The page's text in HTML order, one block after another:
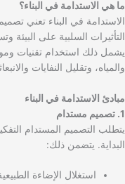
ما هي الاستدامة في البناء؟
الاستدامة في البناء تعني
التأثيرات السلبية على البيئة
يشمل ذلك استخدام تقنيات
والمياه، وتقليل النفايات
مبادئ الاستدامة في البناء
1. تصميم مستدام
يتطلب التصميم المستدام
البداية. يتضمن ذلك:
استغلال الإضاءة